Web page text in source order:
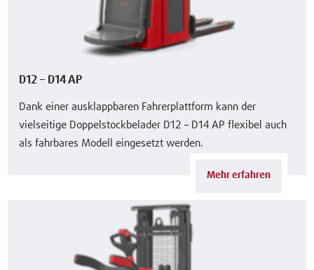
D12 – D14 AP
Dank einer ausklappbaren Fahrerplattform kann der
vielseitige Doppelstockbelader D12 – D14 AP flexibel auch
als fahrbares Modell eingesetzt werden.
Mehr erfahren